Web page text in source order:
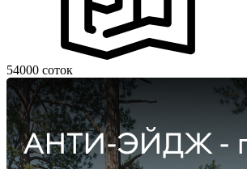
54000 соток